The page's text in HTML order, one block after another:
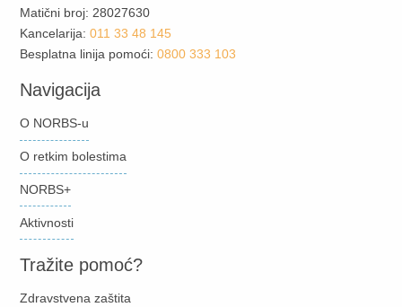
Matični broj: 28027630
Kancelarija: 011 33 48 145
Besplatna linija pomoći: 0800 333 103
Navigacija
O NORBS-u
O retkim bolestima
NORBS+
Aktivnosti
Tražite pomoć?
Zdravstvena zaštita